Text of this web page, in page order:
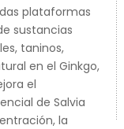
plataformas
sustancias
taninos,
en el Ginkgo,
el
de Salvia
la